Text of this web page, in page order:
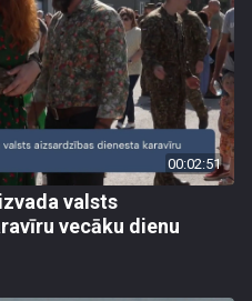
00:02:51
valsts
vecāku dienu